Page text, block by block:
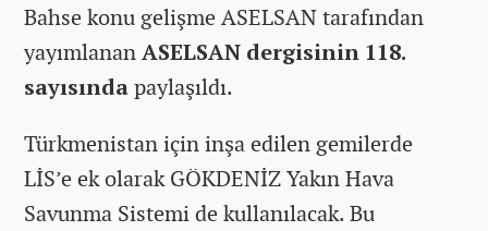
Bahse konu gelişme ASELSAN tarafından
yayımlananASELSAN dergisinin 118.
sayısındapaylaşıldı.
Türkmenistan için inşa edilen gemilerde
LİS’e ek olarak GÖKDENİZ Yakın Hava
Savunma Sistemi de kullanılacak. Bu